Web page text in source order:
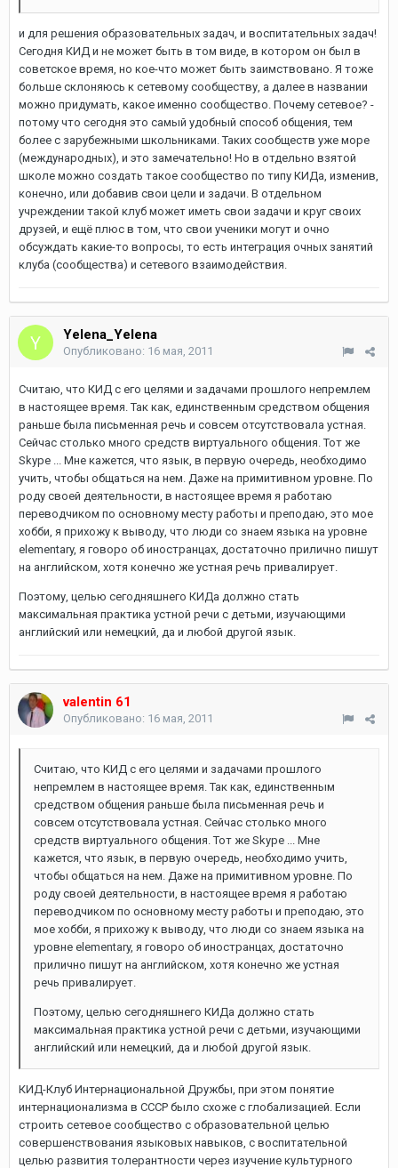
и для решения образовательных задач, и воспитательных задач!
Сегодня КИД и не может быть в том виде, в котором он был в
советское время, но кое-что может быть заимствовано. Я тоже
больше склоняюсь к сетевому сообществу, а далее в названии
можно придумать, какое именно сообщество. Почему сетевое? -
потому что сегодня это самый удобный способ общения, тем
более с зарубежными школьниками. Таких сообществ уже море
(международных), и это замечательно! Но в отдельно взятой
школе можно создать такое сообщество по типу КИДа, изменив,
конечно, или добавив свои цели и задачи. В отдельном
учреждении такой клуб может иметь свои задачи и круг своих
друзей, и ещё плюс в том, что свои ученики могут и очно
обсуждать какие-то вопросы, то есть интеграция очных занятий
клуба (сообщества) и сетевого взаимодействия.
Yelena_Yelena
Опубликовано: 16 мая, 2011
Считаю, что КИД с его целями и задачами прошлого непремлем
в настоящее время. Так как, единственным средством общения
раньше была письменная речь и совсем отсутствовала устная.
Сейчас столько много средств виртуального общения. Тот же
Skype ... Мне кажется, что язык, в первую очередь, необходимо
учить, чтобы общаться на нем. Даже на примитивном уровне. По
роду своей деятельности, в настоящее время я работаю
переводчиком по основному месту работы и преподаю, это мое
хобби, я прихожу к выводу, что люди со знаем языка на уровне
elementary, я говоро об иностранцах, достаточно прилично пишут
на английском, хотя конечно же устная речь привалирует.
Поэтому, целью сегодняшнего КИДа должно стать
максимальная практика устной речи с детьми, изучающими
английский или немецкий, да и любой другой язык.
valentin 61
Опубликовано: 16 мая, 2011
Считаю, что КИД с его целями и задачами прошлого
непремлем в настоящее время. Так как, единственным
средством общения раньше была письменная речь и
совсем отсутствовала устная. Сейчас столько много
средств виртуального общения. Тот же Skype ... Мне
кажется, что язык, в первую очередь, необходимо учить,
чтобы общаться на нем. Даже на примитивном уровне. По
роду своей деятельности, в настоящее время я работаю
переводчиком по основному месту работы и преподаю, это
мое хобби, я прихожу к выводу, что люди со знаем языка на
уровне elementary, я говоро об иностранцах, достаточно
прилично пишут на английском, хотя конечно же устная
речь привалирует.
Поэтому, целью сегодняшнего КИДа должно стать
максимальная практика устной речи с детьми, изучающими
английский или немецкий, да и любой другой язык.
КИД-Клуб Интернациональной Дружбы, при этом понятие
интернационализма в СССР было схоже с глобализацией. Если
строить сетевое сообщество с образовательной целью
совершенствования языковых навыков, с воспитательной
целью развития толерантности через изучение культурного